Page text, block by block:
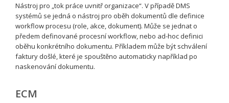
Nástroj pro „tok práce uvnitř organizace“. V případě DMS
systémů se jedná o nástroj pro oběh dokumentů dle definice
workflow procesu (role, akce, dokument). Může se jednat o
předem definované procesní workflow, nebo ad-hoc definici
oběhu konkrétního dokumentu. Příkladem může být schválení
faktury došlé, které je spouštěno automaticky například po
naskenování dokumentu.
ECM